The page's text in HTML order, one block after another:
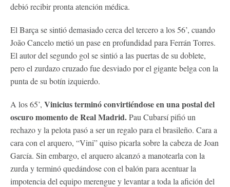
debió recibir pronta atención médica.
El Barça se sintió demasiado cerca del tercero a los 56’, cuando
João Cancelo metió un pase en profundidad para Ferrán Torres.
El autor del segundo gol se sintió a las puertas de su doblete,
pero el zurdazo cruzado fue desviado por el gigante belga con la
punta de su botín izquierdo.
A los 65’, Vinicius terminó convirtiéndose en una postal del
oscuro momento de Real Madrid.Pau Cubarsí pifió un
rechazo y la pelota pasó a ser un regalo para el brasileño. Cara a
cara con el arquero, “Vini” quiso picarla sobre la cabeza de Joan
García. Sin embargo, el arquero alcanzó a manotearla con la
zurda y terminó quedándose con el balón para acentuar la
impotencia del equipo merengue y levantar a toda la afición del